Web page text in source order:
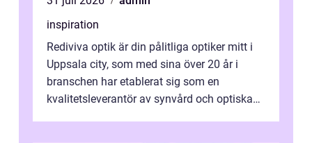
inspiration
Rediviva optik är din pålitliga optiker mitt i
Uppsala city, som med sina över 20 år i
branschen har etablerat sig som en
kvalitetsleverantör av synvård och optiska